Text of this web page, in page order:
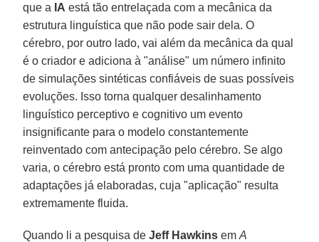
que a IA está tão entrelaçada com a mecânica da
estrutura linguística que não pode sair dela. O
cérebro, por outro lado, vai além da mecânica da qual
é o criador e adiciona à "análise" um número infinito
de simulações sintéticas confiáveis de suas possíveis
evoluções. Isso torna qualquer desalinhamento
linguístico perceptivo e cognitivo um evento
insignificante para o modelo constantemente
reinventado com antecipação pelo cérebro. Se algo
varia, o cérebro está pronto com uma quantidade de
adaptações já elaboradas, cuja "aplicação" resulta
extremamente fluida.
Quando li a pesquisa deJeff Hawkins emA